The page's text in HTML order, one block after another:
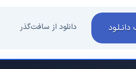
دانـلـود دانلود از سافت‌گذر